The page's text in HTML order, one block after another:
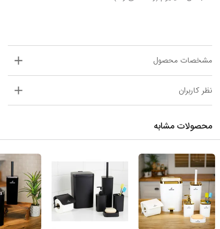
مشخصات محصول
نظر کاربران
محصولات مشابه